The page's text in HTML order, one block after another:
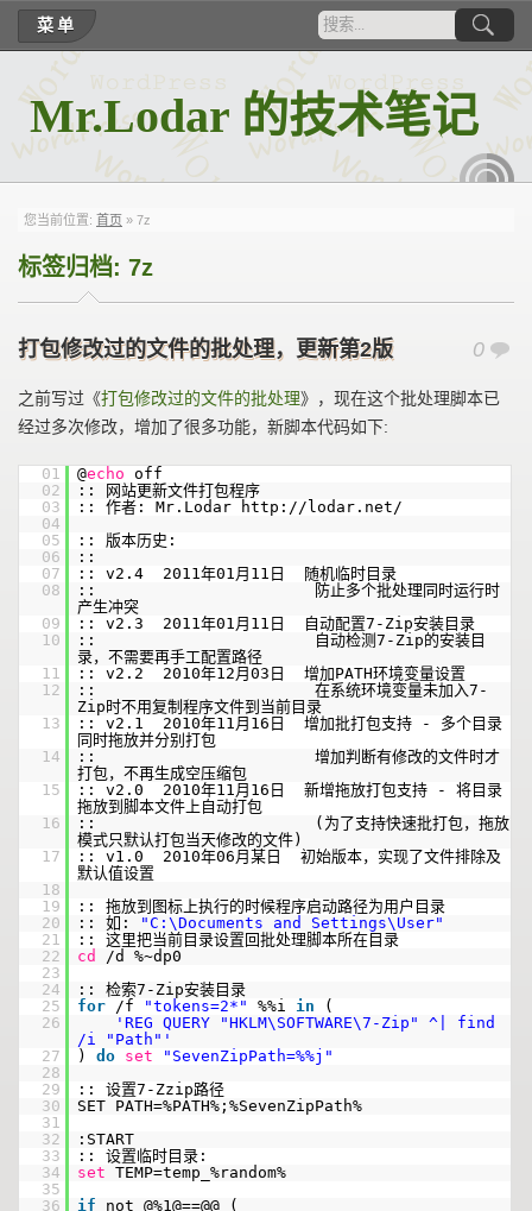
菜单
Mr.Lodar 的技术笔记
您当前位置: 首页 » 7z
标签归档: 7z
打包修改过的文件的批处理，更新第2版
之前写过《打包修改过的文件的批处理》，现在这个批处理脚本已
经过多次修改，增加了很多功能，新脚本代码如下:
01 @echo off
02
:: 网站更新文件打包程序
03
:: 作者: Mr.Lodar http://lodar.net/
04
05
:: 版本历史:
06
::
07
:: v2.4 2011年01月11日 随机临时目录
08
:: 防止多个批处理同时运行时
产生冲突
09
:: v2.3 2011年01月11日 自动配置7-Zip安装目录
10
:: 自动检测7-Zip的安装目
录，不需要再手工配置路径
11
:: v2.2 2010年12月03日 增加PATH环境变量设置
12
:: 在系统环境变量未加入7-
Zip时不用复制程序文件到当前目录
13
:: v2.1 2010年11月16日 增加批打包支持 - 多个目录
同时拖放并分别打包
14
:: 增加判断有修改的文件时才
打包，不再生成空压缩包
15
:: v2.0 2010年11月16日 新增拖放打包支持 - 将目录
拖放到脚本文件上自动打包
16
:: (为了支持快速批打包，拖放
模式只默认打包当天修改的文件)
17
:: v1.0 2010年06月某日 初始版本，实现了文件排除及
默认值设置
18
19
:: 拖放到图标上执行的时候程序启动路径为用户目录
20
:: 如:
"C:\Documents and Settings\User"
21
:: 这里把当前目录设置回批处理脚本所在目录
22
cd
/d %~dp0
23
24
:: 检索7-Zip安装目录
25
for /f "tokens=2*" %%i in
(
26
'REG QUERY "HKLM\SOFTWARE\7-Zip" ^| find
/i "Path"'
27
) do set
"SevenZipPath=%%j"
28
29
:: 设置7-Zzip路径
30
SET PATH=%PATH%;%SevenZipPath%
31
32
:START
33
:: 设置临时目录:
34
set TEMP=temp_%random%
35
36
if
not @%1@==@@ (
0